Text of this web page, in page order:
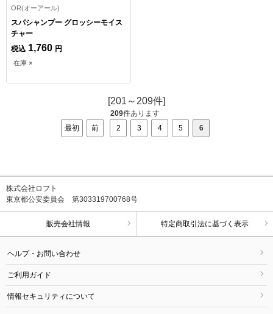
OR(オーアール)
スパシャンプー グロッシーモイス
チャー
税込 1,760 円
在庫 ×
[201～209件]
209件あります
最初
前 2 3 4 5 6
株式会社ロフト
東京都公安委員会 第303319700768号
販売会社情報 特定商取引法に基づく表示
ヘルプ・お問い合わせ
ご利用ガイド
情報セキュリティについて